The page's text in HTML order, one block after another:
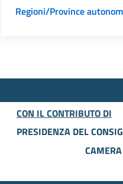
Regioni/Province
CON IL CONTRIBUTO DI
PRESIDENZA DEL